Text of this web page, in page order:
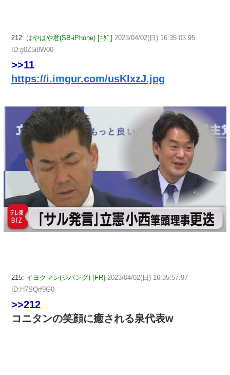
212: はやはや君(SB-iPhone) [ﾆﾀﾞ] 2023/04/02(日) 16:35:03.95
ID:g0Z5i8W00
>>11
https://i.imgur.com/usKIxzJ.jpg
215: イヨクマン(ジパング) [FR] 2023/04/02(日) 16:35:57.97
ID:H7SQrf9G0
>>212
コニタンの笑顔に癒される泉代表w